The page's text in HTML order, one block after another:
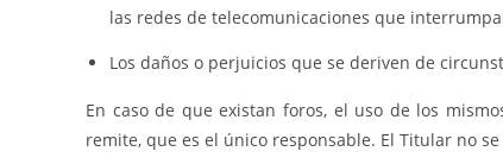
las redes de telecomunicaciones que
Los daños o perjuicios que se deriven de
En caso de que existan foros, el uso de los
remite, que es el único responsable. El Titular no